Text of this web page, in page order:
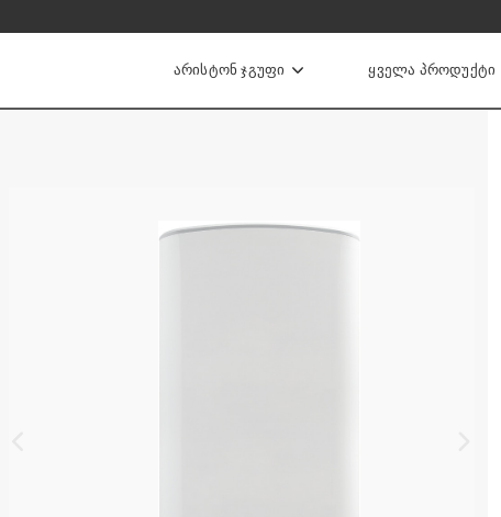
ᲐᲠᲘᲡᲢᲝᲜ ᲯᲒᲣᲤᲘ ᲧᲕᲔᲚᲐ ᲞᲠᲝᲓᲣᲥᲢᲘ
ქვაბები